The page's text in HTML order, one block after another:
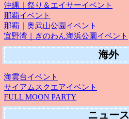
沖縄｜祭り＆エイサーイベント
那覇イベント
那覇｜奥武山公園イベント
宜野湾｜ぎのわん海浜公園イベント
海外
海雲台イベント
サイアムスクエアイベント
FULL MOON PARTY
ニュース